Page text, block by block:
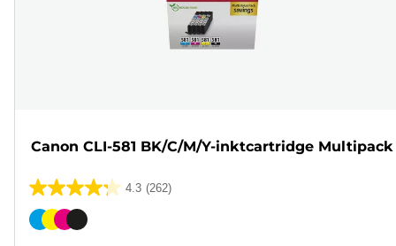
Canon CLI-581 BK/C/M/Y-inktcartridge Multipack
4.3 (262)
4.3
van
Kleurencartridge